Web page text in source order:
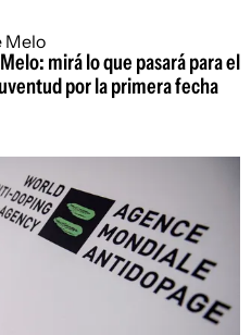
mirá lo que pasará para el
por la primera fecha